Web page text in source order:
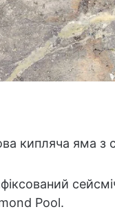
кипляча яма з
Pool.